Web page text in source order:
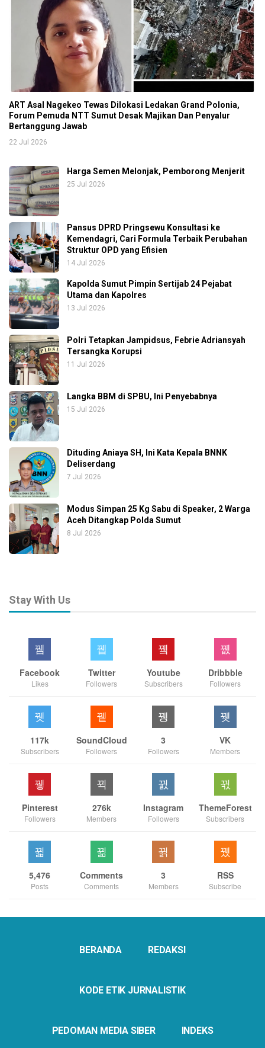
ART Asal Nagekeo Tewas Dilokasi Ledakan Grand Polonia,
Forum Pemuda NTT Sumut Desak Majikan Dan Penyalur
Bertanggung Jawab
22 Jul 2026
Harga Semen Melonjak, Pemborong Menjerit
25 Jul 2026
Pansus DPRD Pringsewu Konsultasi ke
Kemendagri, Cari Formula Terbaik Perubahan
Struktur OPD yang Efisien
14 Jul 2026
Kapolda Sumut Pimpin Sertijab 24 Pejabat
Utama dan Kapolres
13 Jul 2026
Polri Tetapkan Jampidsus, Febrie Adriansyah
Tersangka Korupsi
11 Jul 2026
Langka BBM di SPBU, Ini Penyebabnya
15 Jul 2026
Dituding Aniaya SH, Ini Kata Kepala BNNK
Deliserdang
7 Jul 2026
Modus Simpan 25 Kg Sabu di Speaker, 2 Warga
Aceh Ditangkap Polda Sumut
8 Jul 2026
Stay With Us
Facebook
Likes
Twitter
Followers
Youtube
Subscribers
Dribbble
Followers
117k
Subscribers
SoundCloud
Followers
3
Followers
VK
Members
Pinterest
Followers
276k
Members
Instagram
Followers
ThemeForest
Subscribers
5,476
Posts
Comments
Comments
3
Members
RSS
Subscribe
BERANDA REDAKSI
KODE ETIK JURNALISTIK
PEDOMAN MEDIA SIBER INDEKS